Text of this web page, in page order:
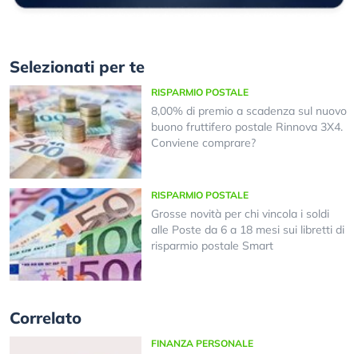
Selezionati per te
RISPARMIO POSTALE
8,00% di premio a scadenza sul nuovo
buono fruttifero postale Rinnova 3X4.
Conviene comprare?
RISPARMIO POSTALE
Grosse novità per chi vincola i soldi
alle Poste da 6 a 18 mesi sui libretti di
risparmio postale Smart
Correlato
FINANZA PERSONALE